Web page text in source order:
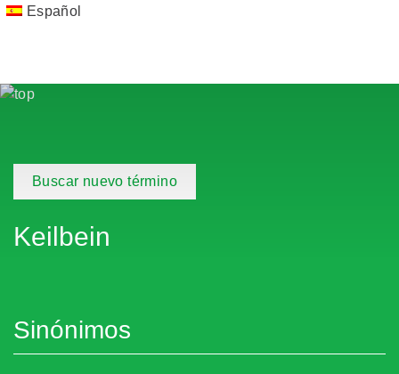
Español
Buscar nuevo término
Keilbein
Sinónimos